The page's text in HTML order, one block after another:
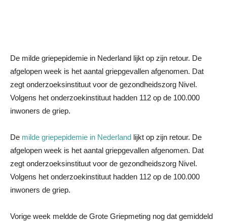
De milde griepepidemie in Nederland lijkt op zijn retour. De
afgelopen week is het aantal griepgevallen afgenomen. Dat
zegt onderzoeksinstituut voor de gezondheidszorg Nivel.
Volgens het onderzoekinstituut hadden 112 op de 100.000
inwoners de griep.
De milde griepepidemie in Nederland lijkt op zijn retour. De
afgelopen week is het aantal griepgevallen afgenomen. Dat
zegt onderzoeksinstituut voor de gezondheidszorg Nivel.
Volgens het onderzoekinstituut hadden 112 op de 100.000
inwoners de griep.
Vorige week meldde de Grote Griepmeting nog dat gemiddeld